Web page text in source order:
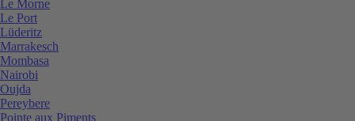
Le Morne
Le Port
Lüderitz
Marrakesch
Mombasa
Nairobi
Oujda
Pereybere
Pointe aux Piments